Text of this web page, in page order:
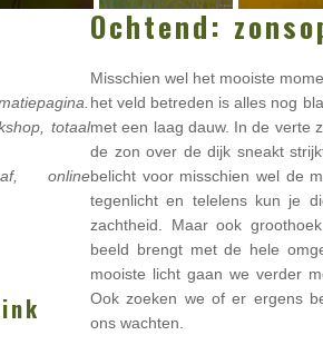
totaal
online
Ochtend:
Misschien wel het mooiste
het veld betreden is alles nog
met een laag dauw. In de verte
de zon over de dijk sneakt
belicht voor misschien wel de
tegenlicht en telelens kun je
zachtheid. Maar ook
beeld brengt met de hele
mooiste licht gaan we verder
Ook zoeken we of er ergens
ons wachten.